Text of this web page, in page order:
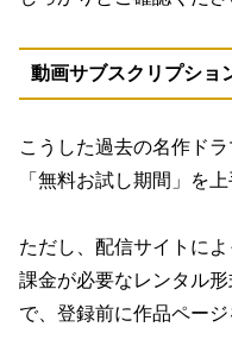
動画サブスクリプショ
こうした過去の名作ド
「無料お試し期間」を
ただし、配信サイトに
課金が必要なレンタル
で、登録前に作品ペー